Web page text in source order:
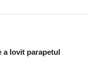
a lovit parapetul